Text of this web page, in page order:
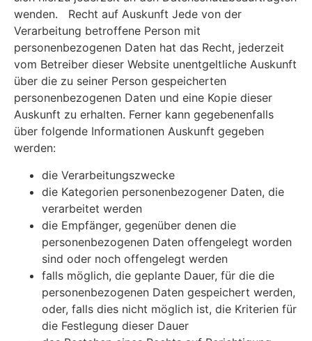
wenden. Recht auf Auskunft Jede von der
Verarbeitung betroffene Person mit
personenbezogenen Daten hat das Recht, jederzeit
vom Betreiber dieser Website unentgeltliche Auskunft
über die zu seiner Person gespeicherten
personenbezogenen Daten und eine Kopie dieser
Auskunft zu erhalten. Ferner kann gegebenenfalls
über folgende Informationen Auskunft gegeben
werden:
die Verarbeitungszwecke
die Kategorien personenbezogener Daten, die
verarbeitet werden
die Empfänger, gegenüber denen die
personenbezogenen Daten offengelegt worden
sind oder noch offengelegt werden
falls möglich, die geplante Dauer, für die die
personenbezogenen Daten gespeichert werden,
oder, falls dies nicht möglich ist, die Kriterien für
die Festlegung dieser Dauer